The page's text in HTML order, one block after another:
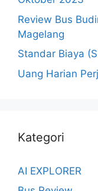
Review Bus
Magelang
Standar Biaya
Uang Harian
Kategori
AI EXPLORER